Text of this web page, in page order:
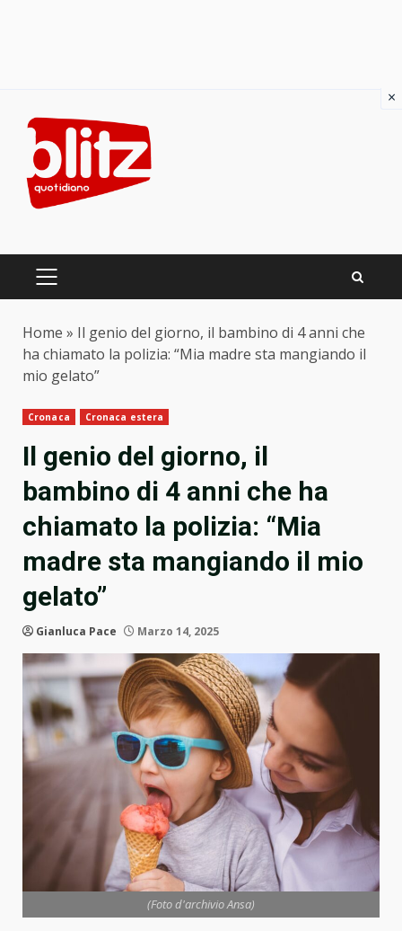
content
PRIMARY
Home » Il genio del giorno, il bambino di 4 anni che
ha chiamato la polizia: “Mia madre sta mangiando il
mio gelato”
Cronaca Cronaca estera
Il genio del giorno, il
bambino di 4 anni che ha
chiamato la polizia: “Mia
madre sta mangiando il mio
gelato”
Gianluca Pace Marzo 14, 2025
(Foto d'archivio Ansa)
×